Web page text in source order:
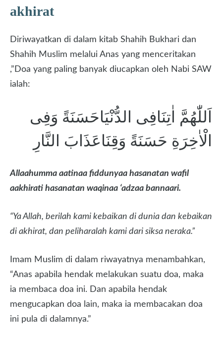
akhirat
Diriwayatkan di dalam kitab Shahih Bukhari dan
Shahih Muslim melalui Anas yang menceritakan
,”Doa yang paling banyak diucapkan oleh Nabi SAW
ialah:
اَللّٰهُمَّ اٰتِنَافِى الدُّنْيَاحَسَنَةً وَفِى
الْاٰخِرَةِ حَسَنَةً وَقِنَاعَذَابَ النَّارِ
Allaahumma aatinaa fiddunyaa hasanatan wafil
aakhirati hasanatan waqinaa ‘adzaa bannaari.
“Ya Allah, berilah kami kebaikan di dunia dan kebaikan
di akhirat, dan peliharalah kami dari siksa neraka.”
Imam Muslim di dalam riwayatnya menambahkan,
“Anas apabila hendak melakukan suatu doa, maka
ia membaca doa ini. Dan apabila hendak
mengucapkan doa lain, maka ia membacakan doa
ini pula di dalamnya.”